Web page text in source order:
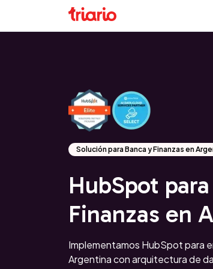
Solución para Banca y Finanzas en
HubSpot
Finanzas en
Implementamos HubSpot para
Argentina con arquitectura de